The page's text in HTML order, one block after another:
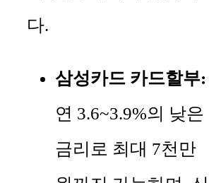
다.
삼성카드 카드할부:
연 3.6~3.9%의 낮은
금리로 최대 7천만